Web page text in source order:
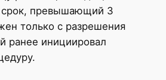
срок, превышающий 3
только с разрешения
ранее инициировал